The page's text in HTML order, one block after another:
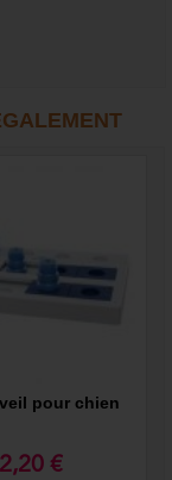
pour chien
€